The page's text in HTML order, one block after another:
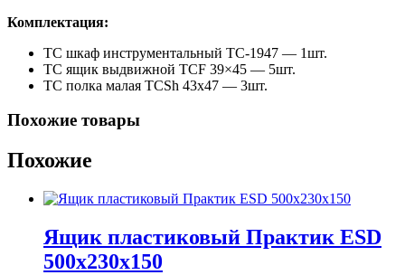
Комплектация:
TC шкаф инструментальный TC-1947 — 1шт.
TC ящик выдвижной TCF 39×45 — 5шт.
TC полка малая TCSh 43х47 — 3шт.
Похожие товары
Похожие
Ящик пластиковый Практик ESD
500x230x150